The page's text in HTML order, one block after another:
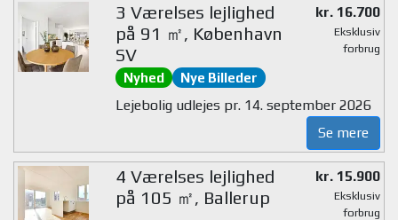
3 Værelses lejlighed
på 91 ㎡, København
SV
Nyhed Nye Billeder
kr. 16.700
Eksklusiv
forbrug
Lejebolig udlejes pr. 14. september 2026
Se mere
4 Værelses lejlighed
på 105 ㎡, Ballerup
kr. 15.900
Eksklusiv
forbrug